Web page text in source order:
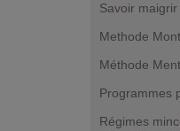
Savoir maigrir
Methode
Méthode
Programmes
Régimes